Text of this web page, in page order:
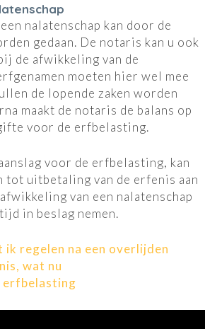
nalatenschap kan door de
gedaan. De notaris kan u ook
de afwikkeling van de
moeten hier wel mee
de lopende zaken worden
maakt de notaris de balans op
voor de erfbelasting.
voor de erfbelasting, kan
tot uitbetaling van de erfenis aan
van een nalatenschap
in beslag nemen.
regelen na een overlijden
wat nu
erfbelasting